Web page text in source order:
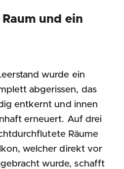
und ein
wurde ein
abgerissen, das
entkernt und innen
erneuert. Auf drei
Räume
welcher direkt vor
wurde, schafft